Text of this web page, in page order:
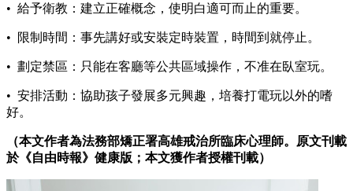
• 給予衛教：建立正確概念，使明白適可而止的重要。
• 限制時間：事先講好或安裝定時裝置，時間到就停止。
• 劃定禁區：只能在客廳等公共區域操作，不准在臥室玩。
• 安排活動：協助孩子發展多元興趣，培養打電玩以外的嗜
好。
（本文作者為法務部矯正署高雄戒治所臨床心理師。原文刊載
於《自由時報》健康版；本文獲作者授權刊載）